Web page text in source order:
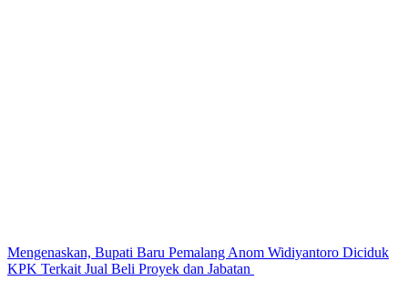
Mengenaskan, Bupati Baru Pemalang Anom Widiyantoro Diciduk
KPK Terkait Jual Beli Proyek dan Jabatan ‎